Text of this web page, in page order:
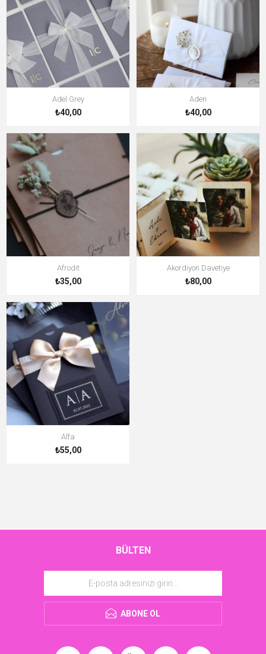
Adel Grey
₺40,00
Aden
₺40,00
Afrodit
₺35,00
Akordiyon Davetiye
₺80,00
Alfa
₺55,00
BÜLTEN
ABONE OL